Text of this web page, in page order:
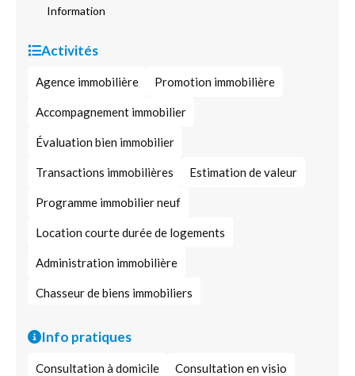
Information
Activités
Agence immobilière Promotion immobilière
Accompagnement immobilier
Évaluation bien immobilier
Transactions immobilières Estimation de valeur
Programme immobilier neuf
Location courte durée de logements
Administration immobilière
Chasseur de biens immobiliers
Info pratiques
Consultation à domicile Consultation en visio